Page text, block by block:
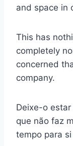
and space in
This has
completely
concerned
company.
Deixe-o
que não faz
tempo para